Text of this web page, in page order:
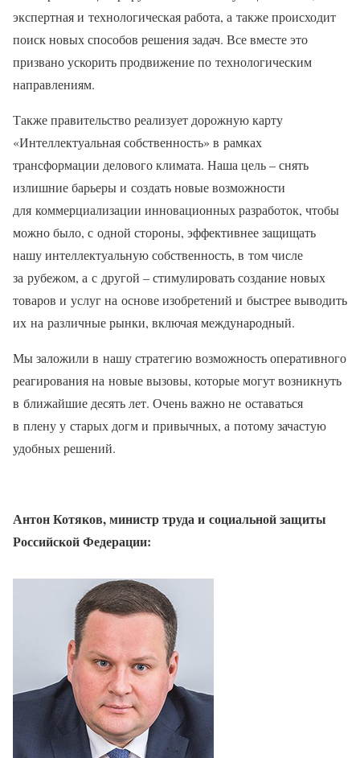
экспертная и технологическая работа, а также происходит
поиск новых способов решения задач. Все вместе это
призвано ускорить продвижение по технологическим
направлениям.
Также правительство реализует дорожную карту
«Интеллектуальная собственность» в рамках
трансформации делового климата. Наша цель – снять
излишние барьеры и создать новые возможности
для коммерциализации инновационных разработок, чтобы
можно было, с одной стороны, эффективнее защищать
нашу интеллектуальную собственность, в том числе
за рубежом, а с другой – стимулировать создание новых
товаров и услуг на основе изобретений и быстрее выводить
их на различные рынки, включая международный.
Мы заложили в нашу стратегию возможность оперативного
реагирования на новые вызовы, которые могут возникнуть
в ближайшие десять лет. Очень важно не оставаться
в плену у старых догм и привычных, а потому зачастую
удобных решений.
Антон Котяков, министр труда и социальной защиты
Российской Федерации: